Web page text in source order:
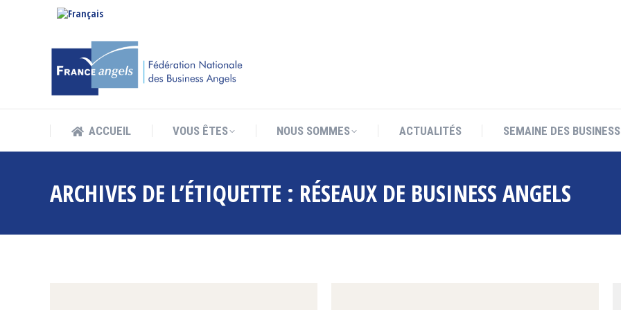
ACCUEIL VOUS ÊTES NOUS SOMMES ACTUALITÉS SEMAINE DES
ARCHIVES DE L’ÉTIQUETTE : RÉSEAUX DE BUSINESS ANGELS
ACCUEIL